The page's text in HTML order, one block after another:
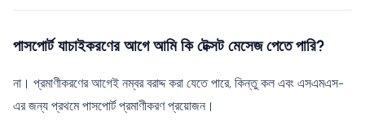
পাসপোর্ট যাচাইকরণের আগে আমি কি টেক্সট মেসেজ পেতে পারি?
না। প্রমাণীকরণের আগেই নম্বর বরাদ্দ করা যেতে পারে, কিন্তু কল এবং এসএমএস-
এর জন্য প্রথমে পাসপোর্ট প্রমাণীকরণ প্রয়োজন।